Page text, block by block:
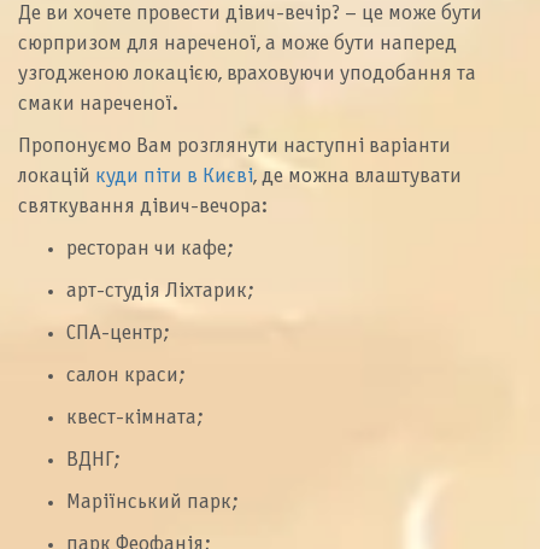
Де ви хочете провести дівич-вечір? – це може бути
сюрпризом для нареченої, а може бути наперед
узгодженою локацією, враховуючи уподобання та
смаки нареченої.
Пропонуємо Вам розглянути наступні варіанти
локацій куди піти в Києві, де можна влаштувати
святкування дівич-вечора:
ресторан чи кафе;
арт-студія Ліхтарик;
СПА-центр;
салон краси;
квест-кімната;
ВДНГ;
Маріїнський парк;